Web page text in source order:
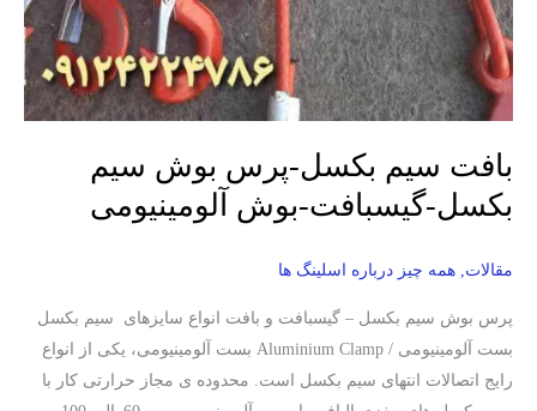
بافت سیم بکسل-پرس بوش سیم
بکسل-گیسبافت-بوش آلومینیومی
مقالات همه چیز درباره اسلینگ ها
پرس بوش سیم بکسل – گیسبافت و بافت انواع سایزهای سیم بکسل
بست آلومینیومی / Aluminium Clamp بست آلومینیومی، یکی از انواع
رایج اتصالات انتهای سیم بکسل است. محدوده ی مجاز حرارتی کار با